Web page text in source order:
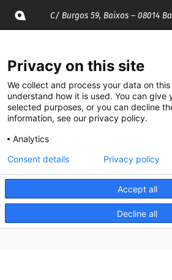
C/ Burgos 59, Baixos – 08014
935 120 481
@CGTCatalunya
cgtcatalunya
CGTCatalunya
Privacy on this site
We collect and process your data on
understand how it is used. You can give
selected purposes, or you can decline
information, see our privacy policy.
Analytics
Accept all
Decline all
Consent details Privacy policy